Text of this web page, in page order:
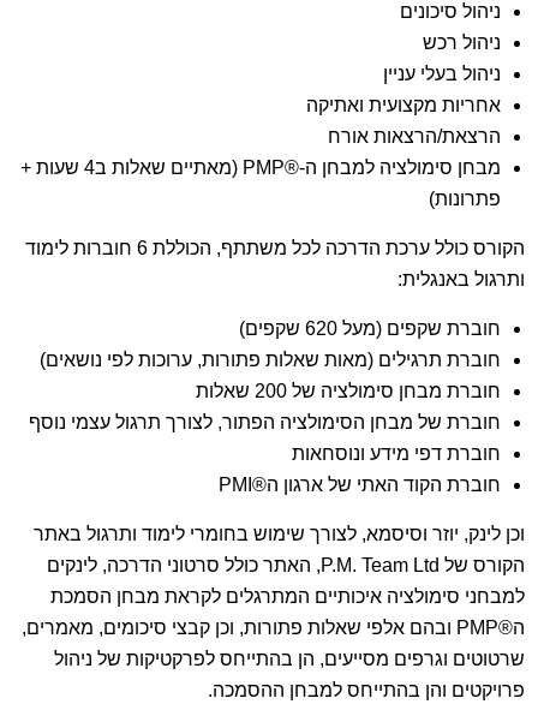
ניהול סיכונים
ניהול רכש
ניהול בעלי עניין
אחריות מקצועית ואתיקה
הרצאת/הרצאות אורח
מבחן סימולציה למבחן ה-®PMP (מאתיים שאלות ב4 שעות +
פתרונות)
הקורס כולל ערכת הדרכה לכל משתתף, הכוללת 6 חוברות לימוד
ותרגול באנגלית:
חוברת שקפים (מעל 620 שקפים)
חוברת תרגילים (מאות שאלות פתורות, ערוכות לפי נושאים)
חוברת מבחן סימולציה של 200 שאלות
חוברת של מבחן הסימולציה הפתור, לצורך תרגול עצמי נוסף
חוברת דפי מידע ונוסחאות
חוברת הקוד האתי של ארגון ה®PMI
וכן לינק, יוזר וסיסמא, לצורך שימוש בחומרי לימוד ותרגול באתר
הקורס של P.M. Team Ltd, האתר כולל סרטוני הדרכה, לינקים
למבחני סימולציה איכותיים המתרגלים לקראת מבחן הסמכת
ה®PMP ובהם אלפי שאלות פתורות, וכן קבצי סיכומים, מאמרים,
שרטוטים וגרפים מסייעים, הן בהתייחס לפרקטיקות של ניהול
פרויקטים והן בהתייחס למבחן ההסמכה.